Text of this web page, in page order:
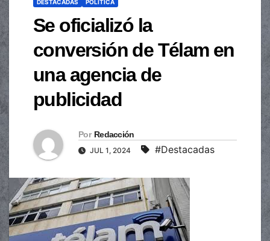
DESTACADAS POLÍTICA
Se oficializó la
conversión de Télam en
una agencia de
publicidad
Por Redacción
JUL 1, 2024 #Destacadas